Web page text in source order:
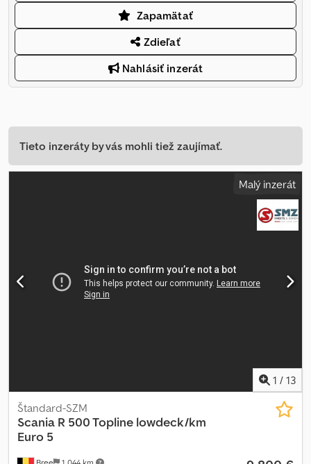
Zapamätať
Zdieľať
Nahlásiť inzerát
Tieto inzeráty by vás mohli tiež zaujímať.
Malý inzerát
1 / 13
Štandard-SZM
Scania R 500 Topline lowdeck/km
Euro 5